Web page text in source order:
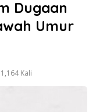
Dugaan
Umur
Kali